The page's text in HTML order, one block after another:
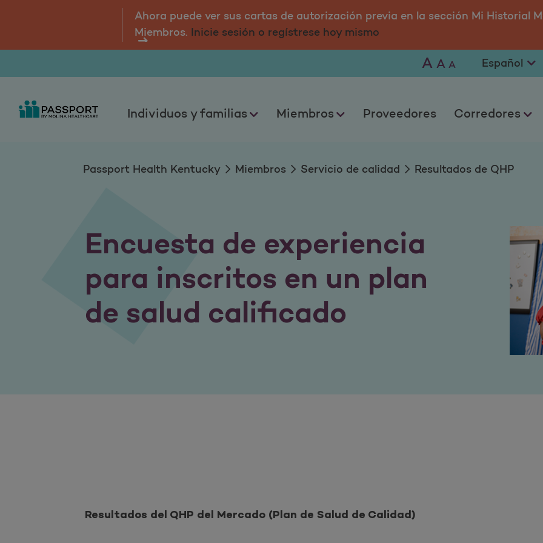
Resultados de QHPAhora puede ver sus cartas de autorización previa en la sección Mi Historial
Miembros. Inicie sesión o regístrese hoy mismo
Individuos y familias Miembros Proveedores Corredores
A A A
Passport Health Kentucky Miembros Servicio de calidad Resultados de QHP
Encuesta de experiencia
para inscritos en un plan
de salud calificado
Resultados del QHP del Mercado (Plan de Salud de Calidad)